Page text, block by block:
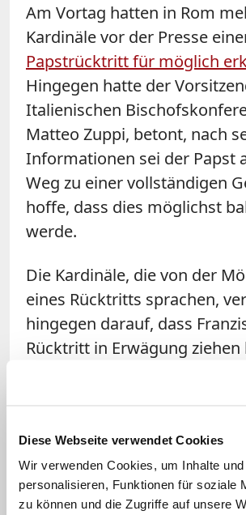
Diese Webseite verwendet Cookies
Wir verwenden Cookies, um Inhalte
personalisieren, Funktionen für soziale
zu können und die Zugriffe auf unsere
Am Vortag hatten in Rom
Kardinäle vor der Presse
Papstrücktritt für möglich
Hingegen hatte der
Italienischen
Matteo Zuppi, betont, nach
Informationen sei der Papst
Weg zu einer vollständigen
hoffe, dass dies möglichst
werde.
Die Kardinäle, die von der
eines Rücktritts sprachen,
hingegen darauf, dass
Rücktritt in Erwägung ziehen
wenn er langfristig
eingeschränkt bleibe. Der
zurückgetreten, weil er sich
der Lage sah, sein Amt mit
notwendigen Kraft